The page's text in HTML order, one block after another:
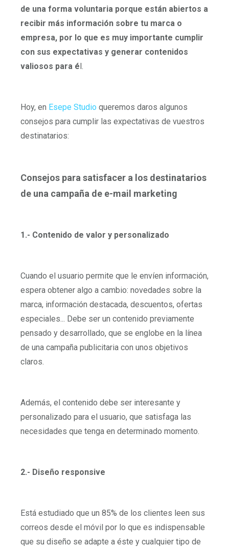
de una forma voluntaria porque están abiertos a
recibir más información sobre tu marca o
empresa, por lo que es muy importante cumplir
con sus expectativas y generar contenidos
valiosos para él.
Hoy, en Esepe Studio queremos daros algunos
consejos para cumplir las expectativas de vuestros
destinatarios:
Consejos para satisfacer a los destinatarios
de una campaña de e-mail marketing
1.- Contenido de valor y personalizado
Cuando el usuario permite que le envíen información,
espera obtener algo a cambio: novedades sobre la
marca, información destacada, descuentos, ofertas
especiales... Debe ser un contenido previamente
pensado y desarrollado, que se englobe en la línea
de una campaña publicitaria con unos objetivos
claros.
Además, el contenido debe ser interesante y
personalizado para el usuario, que satisfaga las
necesidades que tenga en determinado momento.
2.- Diseño responsive
Está estudiado que un 85% de los clientes leen sus
correos desde el móvil por lo que es indispensable
que su diseño se adapte a éste y cualquier tipo de